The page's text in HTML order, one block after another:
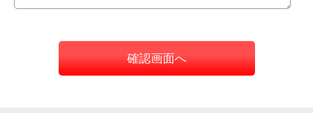
確認画面へ